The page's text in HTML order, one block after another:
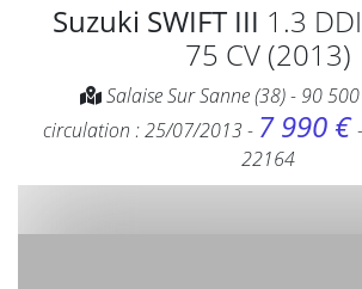
Suzuki SWIFT III 1.3
75 CV (2013)
Salaise Sur Sanne (38) - 90
circulation : 25/07/2013 - 7 990 €
22164